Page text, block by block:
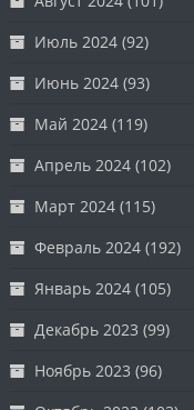
Июль 2024 (92)
Июнь 2024 (93)
Май 2024 (119)
Апрель 2024 (102)
Март 2024 (115)
Февраль 2024 (192)
Январь 2024 (105)
Декабрь 2023 (99)
Ноябрь 2023 (96)